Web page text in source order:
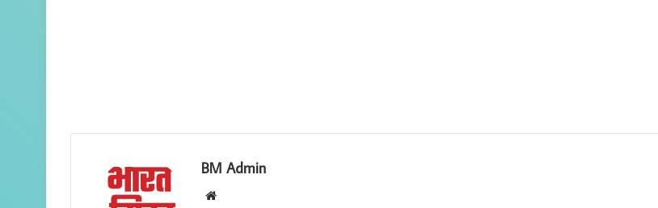
BM Admin
ने NEET-2026 में लहराया सफलता का परचम